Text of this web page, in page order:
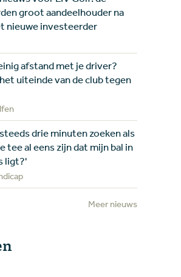
groot aandeelhouder na
nieuwe investeerder
afstand met je driver?
uiteinde van de club tegen
drie minuten zoeken als
tee al eens zijn dat mijn bal in
ligt?'
Meer nieuws